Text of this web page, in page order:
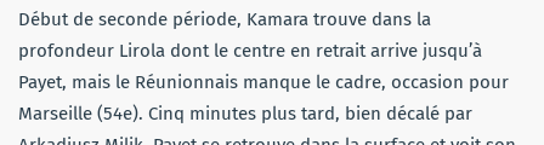
Début de seconde période, Kamara trouve dans la
profondeur Lirola dont le centre en retrait arrive jusqu’à
Payet, mais le Réunionnais manque le cadre, occasion pour
Marseille (54e). Cinq minutes plus tard, bien décalé par